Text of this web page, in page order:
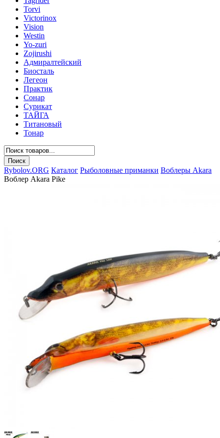
Torvi
Victorinox
Vision
Westin
Yo-zuri
Zojirushi
Адмиралтейский
Биосталь
Легеон
Практик
Сонар
Сурикат
ТАЙГА
Титановый
Тонар
Rybolov.ORG Каталог Рыболовные приманки Воблеры Akara
Воблер Akara Pike